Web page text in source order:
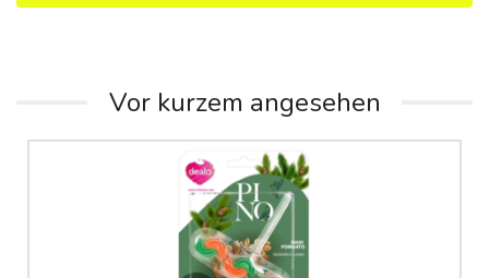
Vor kurzem angesehen